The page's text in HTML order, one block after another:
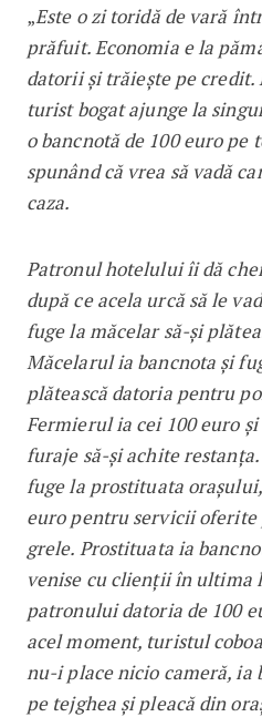
„Este o zi toridă de vară
prăfuit. Economia e la
datorii și trăiește pe credit.
turist bogat ajunge la
o bancnotă de 100 euro pe
spunând că vrea să vadă
caza.
Patronul hotelului îi dă
după ce acela urcă să le
fuge la măcelar să-și
Măcelarul ia bancnota și
plătească datoria pentru
Fermierul ia cei 100 euro
furaje să-și achite
fuge la prostituata
euro pentru servicii
grele. Prostituata ia
venise cu clienții în ultima
patronului datoria de 100
acel moment, turistul
nu-i place nicio cameră, ia
pe tejghea și pleacă din